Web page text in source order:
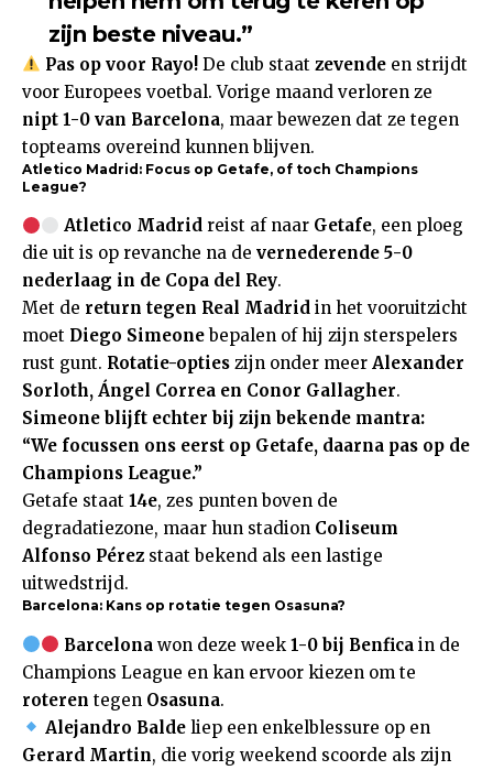
zijn beste niveau.”
Pas op voor Rayo! De club staatzevende en strijdt
voor Europees voetbal. Vorige maand verloren ze
nipt 1-0 van Barcelona, maar bewezen dat ze tegen
topteams overeind kunnen blijven.
Atletico Madrid: Focus op Getafe, of toch Champions
League?
Atletico Madrid reist af naar Getafe, een ploeg
die uit is op revanche na de vernederende 5-0
nederlaag in de Copa del Rey.
Met de return tegen Real Madrid in het vooruitzicht
moet Diego Simeone bepalen of hij zijn sterspelers
rust gunt. Rotatie-opties zijn onder meer Alexander
Sorloth, Ángel Correa en Conor Gallagher.
Simeone blijft echter bij zijn bekende mantra:
“We focussen ons eerst op Getafe, daarna pas op de
Champions League.”
Getafe staat 14e, zes punten boven de
degradatiezone, maar hun stadion Coliseum
Alfonso Pérez staat bekend als een lastige
uitwedstrijd.
Barcelona: Kans op rotatie tegen Osasuna?
Barcelona won deze week1-0 bij Benfica in de
Champions League en kan ervoor kiezen om te
roteren tegen Osasuna.
Alejandro Balde liep een enkelblessure op en
Gerard Martin, die vorig weekend scoorde als zijn